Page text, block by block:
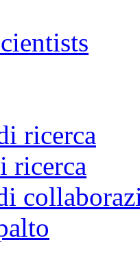
ricerca
ricerca